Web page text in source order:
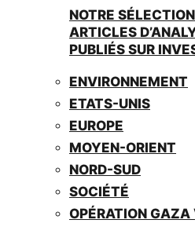
NOTRE
ARTICLES
PUBLIÉS SUR
ENVIRONNEMENT
ETATS-UNIS
EUROPE
MOYEN-ORIENT
NORD-SUD
SOCIÉTÉ
OPÉRATION GAZA